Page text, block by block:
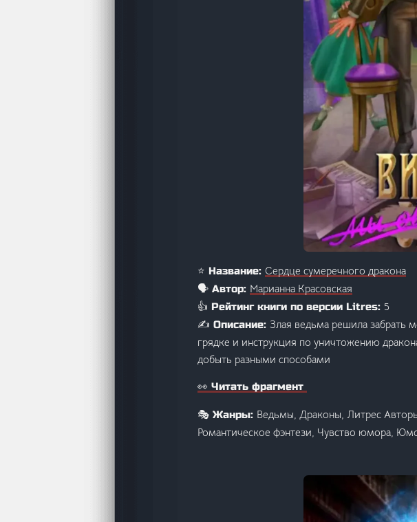
⭐ Название: Сердце сумеречного дракона
🗣️ Автор: Марианна Красовская
👍 Рейтинг книги по версии Litres: 5
✍️ Описание: Злая ведьма решила забрать
грядке и инструкция по уничтожению
добыть разными способами
👀 Читать фрагмент
🎭 Жанры: Ведьмы, Драконы, Литрес
Романтическое фэнтези, Чувство юмора,